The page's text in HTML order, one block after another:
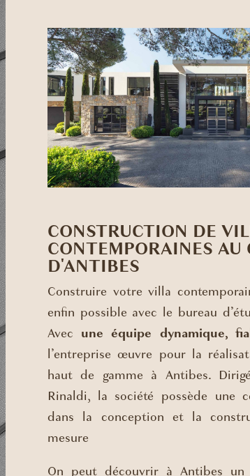
CONSTRUCTION DE
CONTEMPORAINES AU
D'ANTIBES
Construire votre villa
enfin possible avec le bureau
Avec une équipe dynamique,
l’entreprise œuvre pour la
haut de gamme à Antibes.
Rinaldi, la société possède une
dans la conception et la
mesure
On peut découvrir à Antibes un